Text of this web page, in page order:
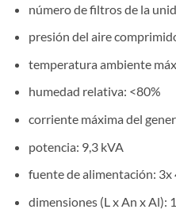
número de filtros de la
presión del aire
temperatura ambiente
humedad relativa: <80%
corriente máxima del
potencia: 9,3 kVA
fuente de alimentación: 3x
dimensiones (L x An x Al):